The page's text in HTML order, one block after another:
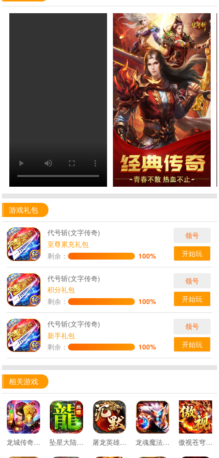
游戏礼包
代号斩(文字传奇)
至尊累充礼包
剩余：
100%
领号
开始玩
代号斩(文字传奇)
积分礼包
剩余：
100%
领号
开始玩
代号斩(文字传奇)
新手礼包
剩余：
100%
领号
开始玩
相关游戏
龙城传奇权谋十二流派打金版 坠星大陆妖兽沉默免费版 屠龙英雄零氪沉默专属 龙魂魔法天命沉默专属爆 傲视苍穹3.5折盛世龙城